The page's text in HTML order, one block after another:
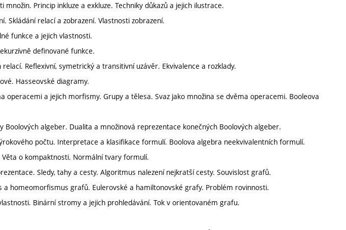
množin. Princip inkluze a exkluze. Techniky důkazů a jejich ilustrace.
Skládání relací a zobrazení. Vlastnosti zobrazení.
funkce a jejich vlastnosti.
definované funkce.
Reflexivní, symetrický a transitivní uzávěr. Ekvivalence a rozklady.
Hasseovské diagramy.
operacemi a jejich morfismy. Grupy a tělesa. Svaz jako množina se dvěma operacemi. Booleova
Boolových algeber. Dualita a množinová reprezentace konečných Boolových algeber.
počtu. Interpretace a klasifikace formulí. Boolova algebra neekvivalentních formulí.
o kompaktnosti. Normální tvary formulí.
Sledy, tahy a cesty. Algoritmus nalezení nejkratší cesty. Souvislost grafů.
a homeomorfismus grafů. Eulerovské a hamiltonovské grafy. Problém rovinnosti.
Binární stromy a jejich prohledávání. Tok v orientovaném grafu.